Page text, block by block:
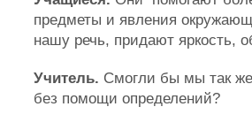
предметы и явления
нашу речь, придают яркость,
Учитель. Смогли бы мы так же
без помощи определений?